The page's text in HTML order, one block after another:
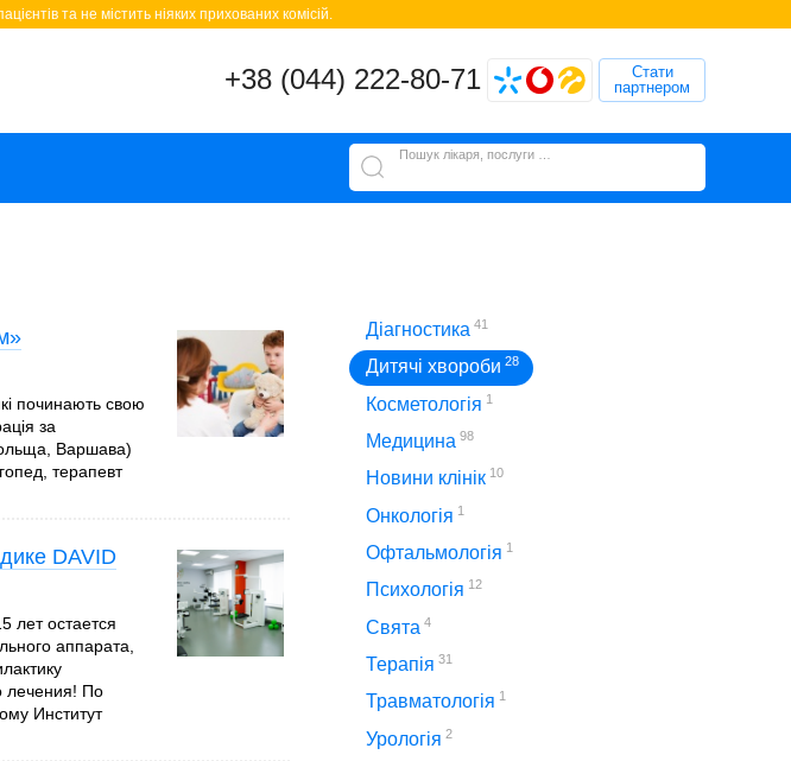
та не містить ніяких прихованих комісій.
+38 (044) 222-80-71
Стати
партнером
починають свою
за
Варшава)
терапевт
DAVID
лет остается
аппарата,
лечения! По
Институт
Діагностика 41
Дитячі хвороби 28
Косметологія 1
Медицина 98
Новини клінік 10
Онкологія 1
Офтальмологія 1
Психологія 12
Свята 4
Терапія 31
Травматологія 1
Урологія 2